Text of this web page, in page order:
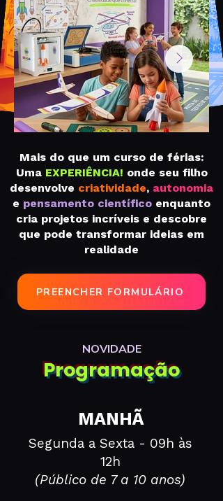
Mais do que um curso de férias:
Uma EXPERIÊNCIA! onde seu filho
desenvolve criatividade, autonomia
e pensamento científico enquanto
cria projetos incríveis e descobre
que pode transformar ideias em
realidade
PREENCHER FORMULÁRIO
NOVIDADE
Programação
MANHÃ
​Segunda a Sexta - 09h às
12h
(Público de 7 a 10 anos)